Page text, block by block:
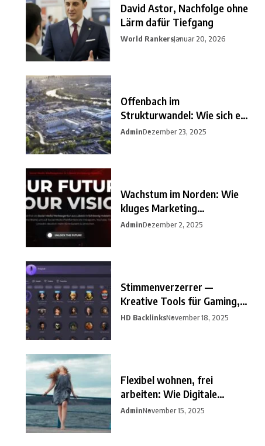
David Astor, Nachfolge ohne
Lärm dafür Tiefgang
World RankersJanuar 20, 2026
Offenbach im
Strukturwandel: Wie sich ein
unterschätzter
AdminDezember 23, 2025
Wachstum im Norden: Wie
kluges Marketing
Unternehmen
AdminDezember 2, 2025
Stimmenverzerrer —
Kreative Tools für Gaming,
Streaming
HD BacklinksNovember 18, 2025
Flexibel wohnen, frei
arbeiten: Wie Digitale
Nomaden
AdminNovember 15, 2025